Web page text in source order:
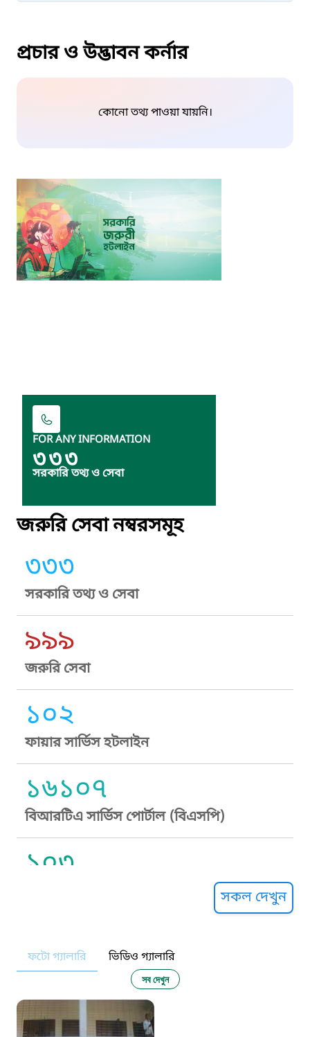
প্রচার ও উদ্ভাবন কর্নার
কোনো তথ্য পাওয়া যায়নি।
FOR ANY INFORMATION
৩৩৩
সরকারি তথ্য ও সেবা
জরুরি সেবা নম্বরসমূহ
৩৩৩
সরকারি তথ্য ও সেবা
৯৯৯
জরুরি সেবা
১০২
ফায়ার সার্ভিস হটলাইন
১৬১০৭
বিআরটিএ সার্ভিস পোর্টাল (বিএসপি)
১০৩
নারী ও শিশু নির্যাতন প্রতিরোধ
১০৬
সকল দেখুন
ফটো গ্যালারি ভিডিও গ্যালারি
সব দেখুন